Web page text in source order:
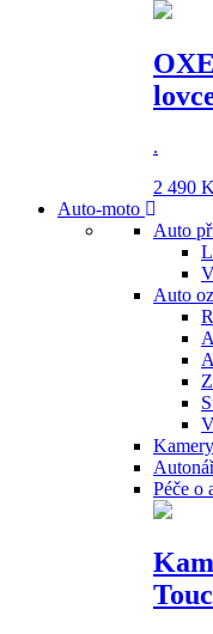
.
2 490
Auto-moto
Auto
Auto
Péče o